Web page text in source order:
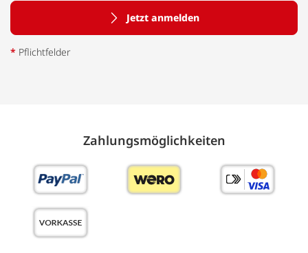
Jetzt anmelden
* Pflichtfelder
Zahlungs­möglich­keiten